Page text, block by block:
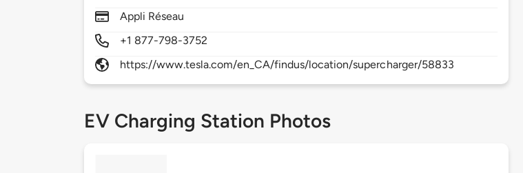
Appli Réseau
+1 877-798-3752
https://www.tesla.com/en_CA/findus/location/supercharger/58833
EV Charging Station Photos